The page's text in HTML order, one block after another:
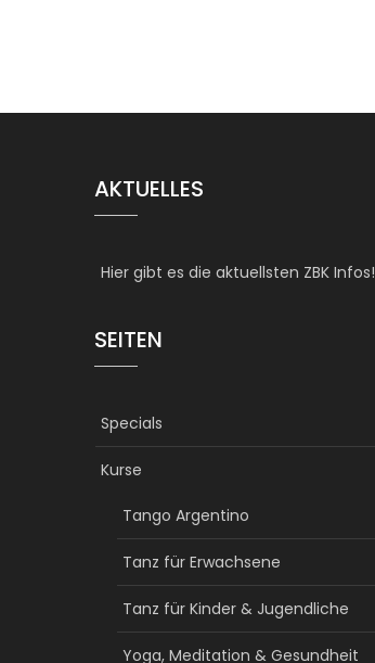
AKTUELLES
Hier gibt es die aktuellsten ZBK Infos!
SEITEN
Specials
Kurse
Tango Argentino
Tanz für Erwachsene
Tanz für Kinder & Jugendliche
Yoga, Meditation & Gesundheit